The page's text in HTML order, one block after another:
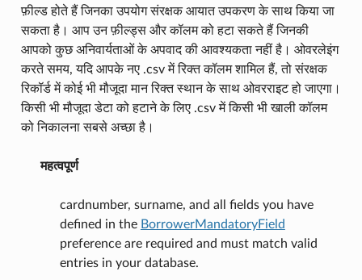
फ़ील्ड होते हैं जिनका उपयोग संरक्षक आयात उपकरण के साथ किया जा
सकता है। आप उन फ़ील्ड्स और कॉलम को हटा सकते हैं जिनकी
आपको कुछ अनिवार्यताओं के अपवाद की आवश्यकता नहीं है। ओवरलेइंग
करते समय, यदि आपके नए .csv में रिक्त कॉलम शामिल हैं, तो संरक्षक
रिकॉर्ड में कोई भी मौजूदा मान रिक्त स्थान के साथ ओवरराइट हो जाएगा।
किसी भी मौजूदा डेटा को हटाने के लिए .csv में किसी भी खाली कॉलम
को निकालना सबसे अच्छा है।
महत्वपूर्ण
cardnumber, surname, and all fields you have
defined in the BorrowerMandatoryField
preference are required and must match valid
entries in your database.